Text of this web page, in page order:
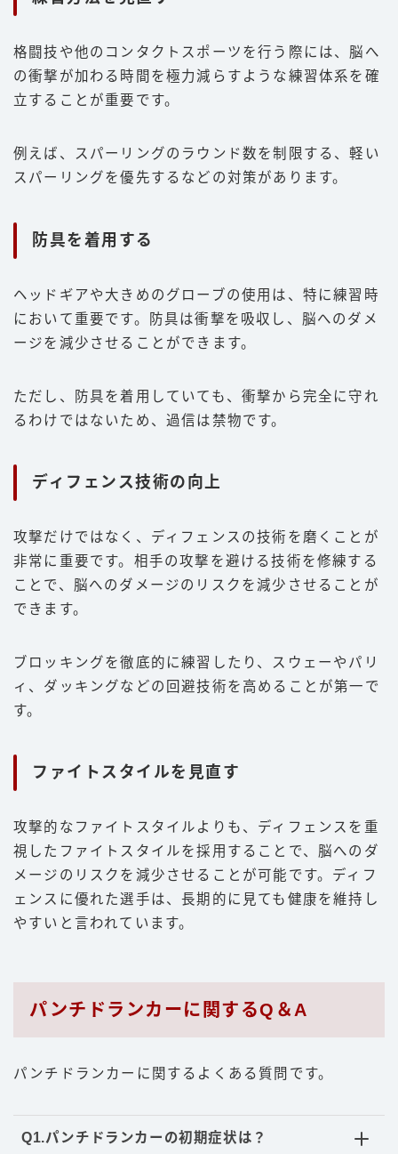
格闘技や他のコンタクトスポーツを行う際には、脳へ
の衝撃が加わる時間を極力減らすような練習体系を確
立することが重要です。
例えば、スパーリングのラウンド数を制限する、軽い
スパーリングを優先するなどの対策があります。
防具を着用する
ヘッドギアや大きめのグローブの使用は、特に練習時
において重要です。防具は衝撃を吸収し、脳へのダメ
ージを減少させることができます。
ただし、防具を着用していても、衝撃から完全に守れ
るわけではないため、過信は禁物です。
ディフェンス技術の向上
攻撃だけではなく、ディフェンスの技術を磨くことが
非常に重要です。相手の攻撃を避ける技術を修練する
ことで、脳へのダメージのリスクを減少させることが
できます。
ブロッキングを徹底的に練習したり、スウェーやパリ
ィ、ダッキングなどの回避技術を高めることが第一で
す。
ファイトスタイルを見直す
攻撃的なファイトスタイルよりも、ディフェンスを重
視したファイトスタイルを採用することで、脳へのダ
メージのリスクを減少させることが可能です。ディフ
ェンスに優れた選手は、長期的に見ても健康を維持し
やすいと言われています。
パンチドランカーに関するQ＆A
パンチドランカーに関するよくある質問です。
Q1.パンチドランカーの初期症状は？